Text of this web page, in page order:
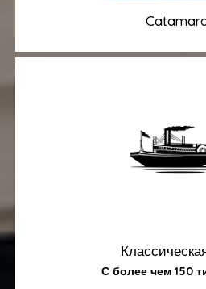
С более чем 150